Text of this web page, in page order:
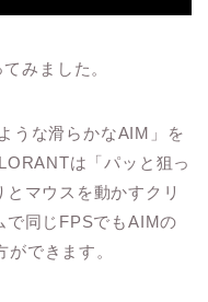
みました。
うな滑らかなAIM」を
は「パッと狙っ
マウスを動かすクリ
で同じFPSでもAIMの
できます。